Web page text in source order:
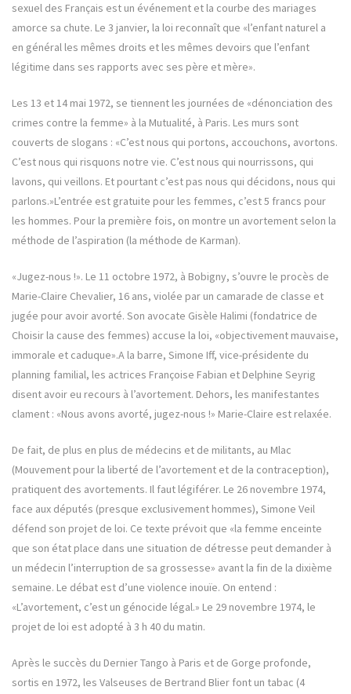
sexuel des Français est un événement et la courbe des mariages
amorce sa chute. Le 3 janvier, la loi reconnaît que «l’enfant naturel a
en général les mêmes droits et les mêmes devoirs que l’enfant
légitime dans ses rapports avec ses père et mère».
Les 13 et 14 mai 1972, se tiennent les journées de «dénonciation des
crimes contre la femme» à la Mutualité, à Paris. Les murs sont
couverts de slogans : «C’est nous qui portons, accouchons, avortons.
C’est nous qui risquons notre vie. C’est nous qui nourrissons, qui
lavons, qui veillons. Et pourtant c’est pas nous qui décidons, nous qui
parlons.»L’entrée est gratuite pour les femmes, c’est 5 francs pour
les hommes. Pour la première fois, on montre un avortement selon la
méthode de l’aspiration (la méthode de Karman).
«Jugez-nous !». Le 11 octobre 1972, à Bobigny, s’ouvre le procès de
Marie-Claire Chevalier, 16 ans, violée par un camarade de classe et
jugée pour avoir avorté. Son avocate Gisèle Halimi (fondatrice de
Choisir la cause des femmes) accuse la loi, «objectivement mauvaise,
immorale et caduque».A la barre, Simone Iff, vice-présidente du
planning familial, les actrices Françoise Fabian et Delphine Seyrig
disent avoir eu recours à l’avortement. Dehors, les manifestantes
clament : «Nous avons avorté, jugez-nous !» Marie-Claire est relaxée.
De fait, de plus en plus de médecins et de militants, au Mlac
(Mouvement pour la liberté de l’avortement et de la contraception),
pratiquent des avortements. Il faut légiférer. Le 26 novembre 1974,
face aux députés (presque exclusivement hommes), Simone Veil
défend son projet de loi. Ce texte prévoit que «la femme enceinte
que son état place dans une situation de détresse peut demander à
un médecin l’interruption de sa grossesse» avant la fin de la dixième
semaine. Le débat est d’une violence inouïe. On entend :
«L’avortement, c’est un génocide légal.» Le 29 novembre 1974, le
projet de loi est adopté à 3 h 40 du matin.
Après le succès du Dernier Tango à Paris et de Gorge profonde,
sortis en 1972, les Valseuses de Bertrand Blier font un tabac (4